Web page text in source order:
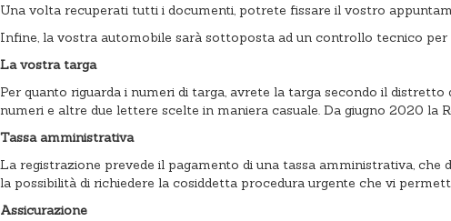
Una volta recuperati tutti i documenti, potrete fissare il vostro
Infine, la vostra automobile sarà sottoposta ad un controllo tecnico per
La vostra targa
Per quanto riguarda i numeri di targa, avrete la targa secondo il
numeri e altre due lettere scelte in maniera casuale. Da giugno 2020 la
Tassa amministrativa
La registrazione prevede il pagamento di una tassa amministrativa,
la possibilità di richiedere la cosiddetta procedura urgente che vi
Assicurazione